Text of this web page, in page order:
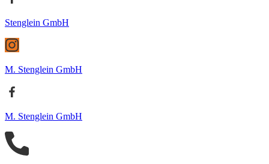
Stenglein GmbH
M. Stenglein GmbH
M. Stenglein GmbH